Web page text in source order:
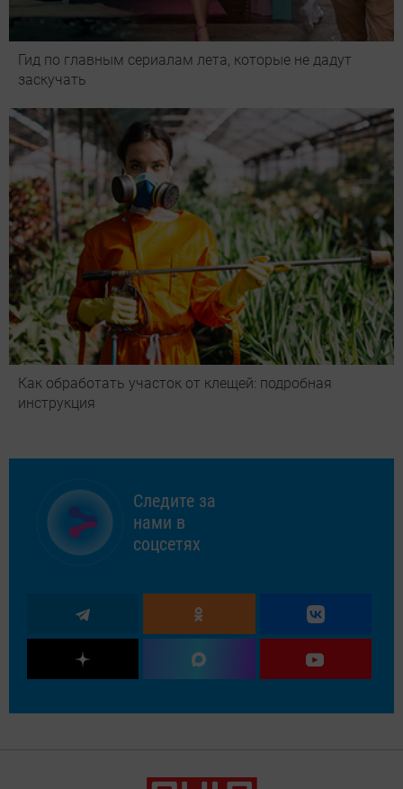
Гид по главным сериалам лета, которые не дадут
заскучать
Как обработать участок от клещей: подробная
инструкция
Следите за
нами в
соцсетях